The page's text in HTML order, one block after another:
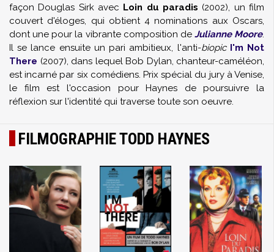
façonDouglas Sirkavec Loin du paradis (2002), un film
couvert d'éloges, qui obtient 4 nominations aux Oscars,
dont une pour la vibrante composition de Julianne Moore.
Il se lance ensuite un pari ambitieux, l'anti-biopic I'm Not
There (2007), dans lequel Bob Dylan, chanteur-caméléon,
est incarné par six comédiens. Prix spécial du jury à Venise,
le film est l'occasion pour Haynes de poursuivre la
réflexion sur l'identité qui traverse toute son oeuvre.
FILMOGRAPHIE TODD HAYNES